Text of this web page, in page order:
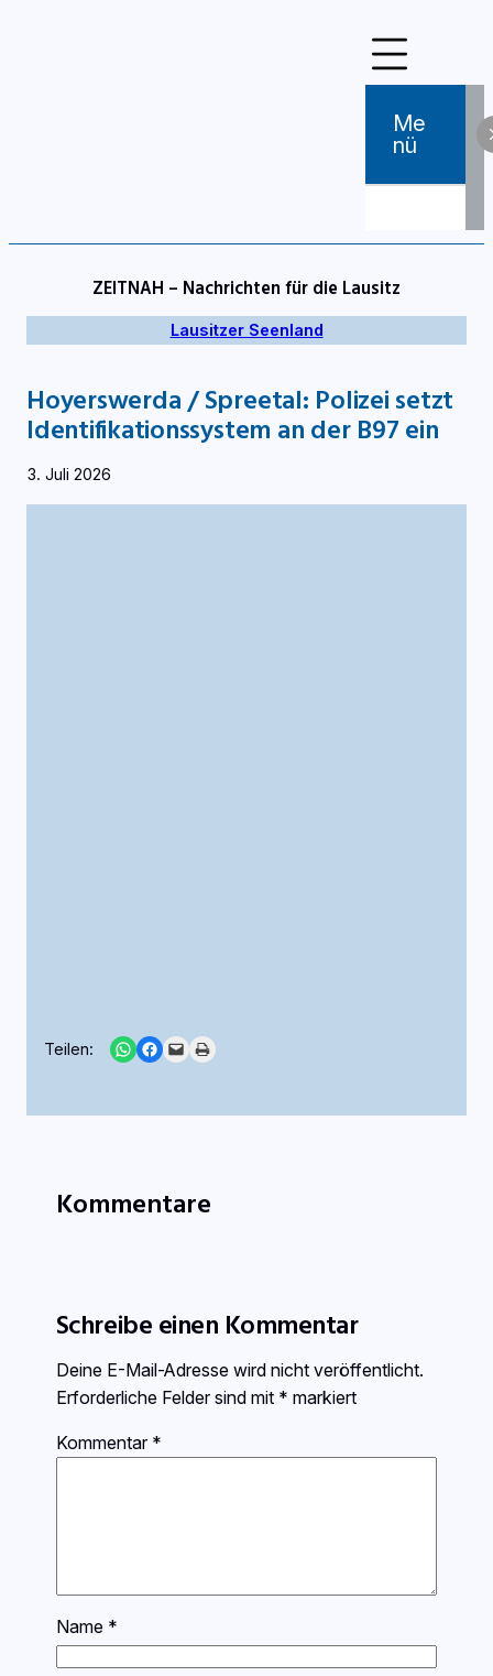
Me
Nü
ZEITNAH – Nachrichten für die Lausitz
Lausitzer Seenland
Hoyerswerda / Spreetal: Polizei setzt
Identifikationssystem an der B97 ein
3. Juli 2026
Teilen: Share on WhatsApp
Share on Facebook
Email this PagePrint this Page
Kommentare
Schreibe einen Kommentar
Deine E-Mail-Adresse wird nicht veröffentlicht.
Erforderliche Felder sind mit * markiert
Kommentar *
Name *